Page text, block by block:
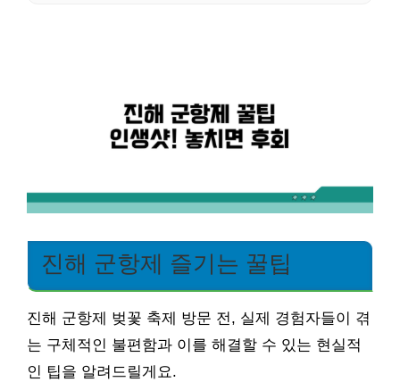
진해 군항제 즐기는 꿀팁
진해 군항제 벚꽃 축제 방문 전, 실제 경험자들이 겪
는 구체적인 불편함과 이를 해결할 수 있는 현실적
인 팁을 알려드릴게요.